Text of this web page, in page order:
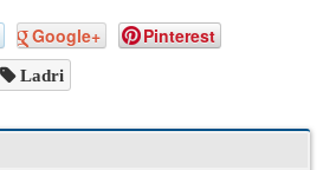
Google+ Pinterest
Ladri